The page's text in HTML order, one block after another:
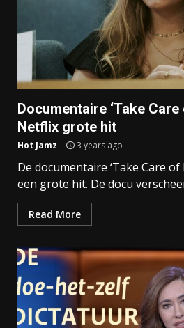
Documentaire ‘Take Care
Netflix grote hit
Hot Jamz 3 years ago
De documentaire ‘Take Care of
een grote hit. De docu
Read More